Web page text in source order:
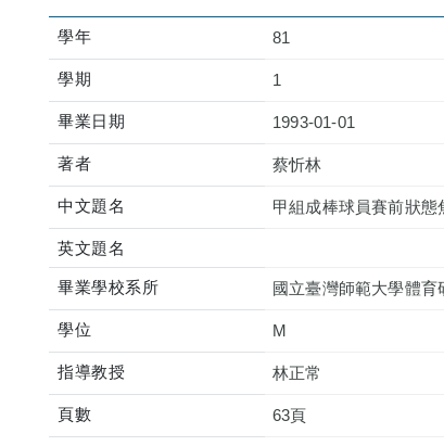
學年 81
學期 1
畢業日期 1993-01-01
著者 蔡忻林
中文題名 甲組成棒球員賽前狀
英文題名
畢業學校系所 國立臺灣師範大學體育
學位 M
指導教授 林正常
頁數 63頁